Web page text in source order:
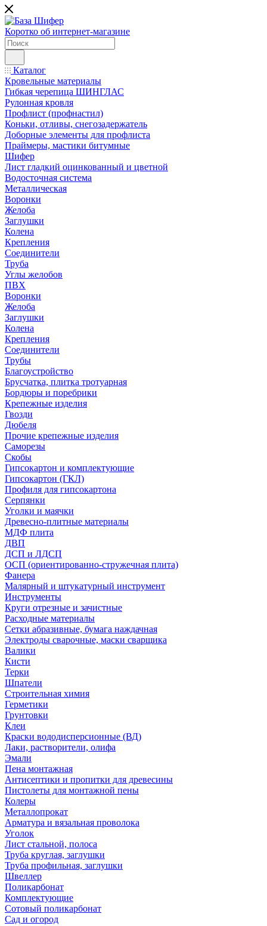
Коротко об интернет-магазине
Каталог
Кровельные материалы
Гибкая черепица ШИНГЛАС
Рулонная кровля
Профлист (профнастил)
Коньки, отливы, снегозадержатель
Доборные элементы для профлиста
Праймеры, мастики битумные
Шифер
Лист гладкий оцинкованный и цветной
Водосточная система
Металлическая
Воронки
Желоба
Заглушки
Колена
Крепления
Соединители
Труба
Углы желобов
ПВХ
Воронки
Желоба
Заглушки
Колена
Крепления
Соединители
Трубы
Благоустройство
Брусчатка, плитка тротуарная
Бордюры и поребрики
Крепежные изделия
Гвозди
Дюбеля
Прочие крепежные изделия
Саморезы
Скобы
Гипсокартон и комплектующие
Гипсокартон (ГКЛ)
Профиля для гипсокартона
Серпянки
Уголки и маячки
Древесно-плитные материалы
МДФ плита
ДВП
ДСП и ЛДСП
ОСП (ориентированно-стружечная плита)
Фанера
Малярный и штукатурный инструмент
Инструменты
Круги отрезные и зачистные
Расходные материалы
Сетки абразивные, бумага наждачная
Электроды сварочные, маски сварщика
Валики
Кисти
Терки
Шпатели
Строительная химия
Герметики
Грунтовки
Клеи
Краски вододисперсионные (ВД)
Лаки, растворители, олифа
Эмали
Пена монтажная
Антисептики и пропитки для древесины
Пистолеты для монтажной пены
Колеры
Металлопрокат
Арматура и вязальная проволока
Уголок
Лист стальной, полоса
Труба круглая, заглушки
Труба профильная, заглушки
Швеллер
Поликарбонат
Комплектующие
Сотовый поликарбонат
Сад и огород